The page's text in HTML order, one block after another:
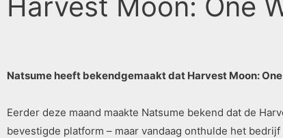
Harvest Moon: One
Natsume heeft bekendgemaakt dat Harvest Moon:
Eerder deze maand maakte Natsume bekend dat de
bevestigde platform – maar vandaag onthulde het